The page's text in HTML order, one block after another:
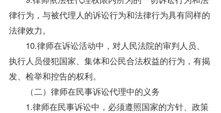
律行为，与被代理人的诉讼行为和法律行为具有同样的
法律效力。
10.律师在诉讼活动中，对人民法院的审判人员、
执行人员侵犯国家、集体和公民合法权益的行为，有揭
发、检举和控告的权利。
（二）律师在民事诉讼代理中的义务
1.律师在民事诉讼中，必须遵照国家的方针、 政策